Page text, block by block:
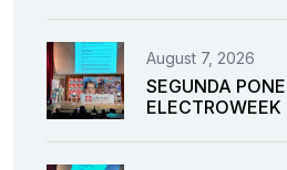
August 7, 2026
SEGUNDA
ELECTROWEEK